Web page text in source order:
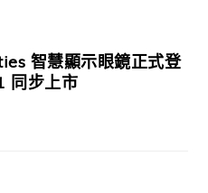
智慧顯示眼鏡正式登
同步上市